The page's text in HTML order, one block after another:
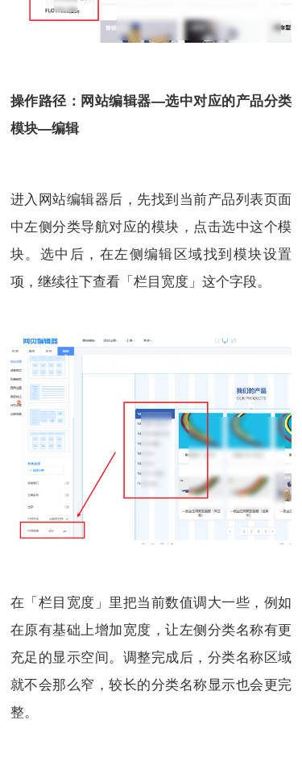
操作路径：网站编辑器—选中对应的产品分类
模块—编辑
进入网站编辑器后，先找到当前产品列表页面
中左侧分类导航对应的模块，点击选中这个模
块。选中后，在左侧编辑区域找到模块设置
项，继续往下查看「栏目宽度」这个字段。
在「栏目宽度」里把当前数值调大一些，例如
在原有基础上增加宽度，让左侧分类名称有更
充足的显示空间。调整完成后，分类名称区域
就不会那么窄，较长的分类名称显示也会更完
整。